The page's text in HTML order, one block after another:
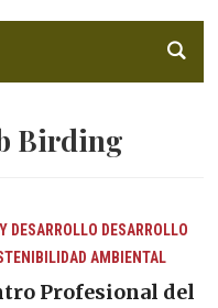
Birding
DESARROLLO DESARROLLO
AMBIENTAL
Profesional del